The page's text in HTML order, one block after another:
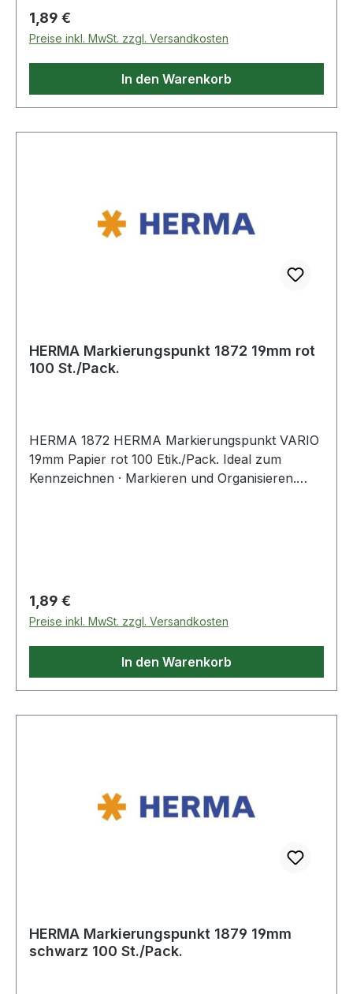
Regulärer Preis:
1,89 €
Preise inkl. MwSt. zzgl. Versandkosten
In den Warenkorb
HERMA Markierungspunkt 1872 19mm rot
100 St./Pack.
HERMA 1872 HERMA Markierungspunkt VARIO
19mm Papier rot 100 Etik./Pack. Ideal zum
Kennzeichnen · Markieren und Organisieren.
Regulärer Preis:
1,89 €
Preise inkl. MwSt. zzgl. Versandkosten
In den Warenkorb
HERMA Markierungspunkt 1879 19mm
schwarz 100 St./Pack.